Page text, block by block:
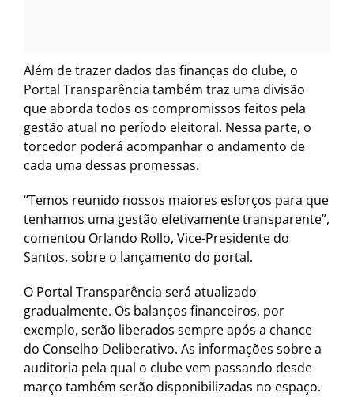
Além de trazer dados das finanças do clube, o
Portal Transparência também traz uma divisão
que aborda todos os compromissos feitos pela
gestão atual no período eleitoral. Nessa parte, o
torcedor poderá acompanhar o andamento de
cada uma dessas promessas.
“Temos reunido nossos maiores esforços para que
tenhamos uma gestão efetivamente transparente”,
comentou Orlando Rollo, Vice-Presidente do
Santos, sobre o lançamento do portal.
O Portal Transparência será atualizado
gradualmente. Os balanços financeiros, por
exemplo, serão liberados sempre após a chance
do Conselho Deliberativo. As informações sobre a
auditoria pela qual o clube vem passando desde
março também serão disponibilizadas no espaço.